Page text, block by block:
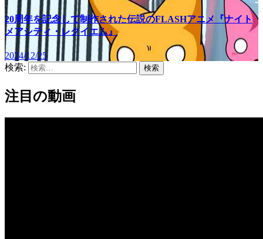
20周年を記念して制作された伝説のFLASHアニメ『ナイト
メアシティ・レクイエム』
2024/12/25
検索:
注目の動画